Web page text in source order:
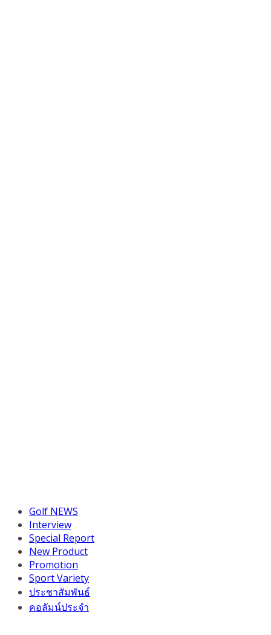
Golf NEWS
Interview
Special Report
New Product
Promotion
Sport Variety
ประชาสัมพันธ์
คอลัมน์ประจำ